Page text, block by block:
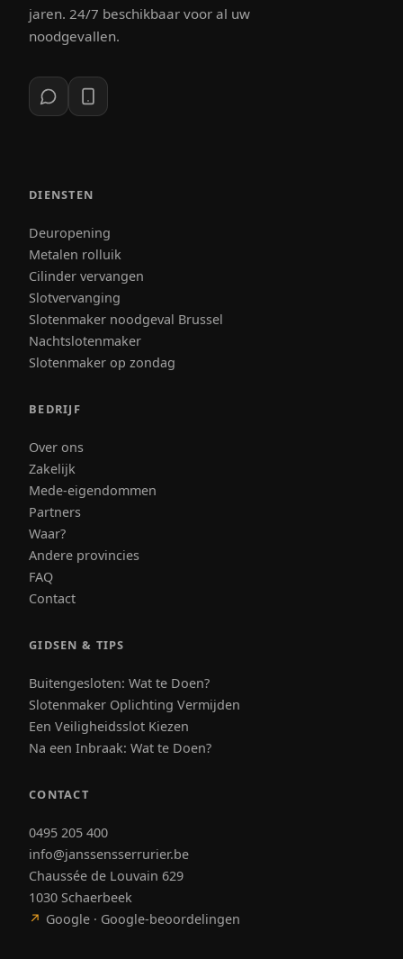
jaren. 24/7 beschikbaar voor al uw
noodgevallen.
DIENSTEN
Deuropening
Metalen rolluik
Cilinder vervangen
Slotvervanging
Slotenmaker noodgeval Brussel
Nachtslotenmaker
Slotenmaker op zondag
BEDRIJF
Over ons
Zakelijk
Mede-eigendommen
Partners
Waar?
Andere provincies
FAQ
Contact
GIDSEN & TIPS
Buitengesloten: Wat te Doen?
Slotenmaker Oplichting Vermijden
Een Veiligheidsslot Kiezen
Na een Inbraak: Wat te Doen?
CONTACT
0495 205 400
info@janssensserrurier.be
Chaussée de Louvain 629
1030 Schaerbeek
↗ Google · Google-beoordelingen